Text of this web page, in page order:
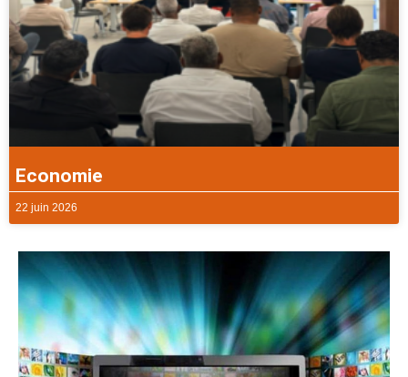
Economie
22 juin 2026